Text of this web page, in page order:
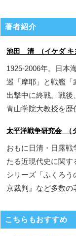
著者紹介
池田 清 （イケダ キ
1925-2006年。日本
巡「摩耶」と戦艦「
出撃中に終戦。戦後
青山学院大教授を歴
太平洋戦争研究会 （
おもに日清・日露
たる近現代史に関す
シリーズ「ふくろ
京裁判』など多数の
こちらもおすすめ